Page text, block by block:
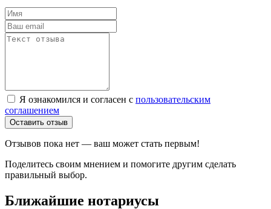
Я ознакомился и согласен с пользовательским
соглашением
Оставить отзыв
Отзывов пока нет — ваш может стать первым!
Поделитесь своим мнением и помогите другим сделать
правильный выбор.
Ближайшие нотариусы